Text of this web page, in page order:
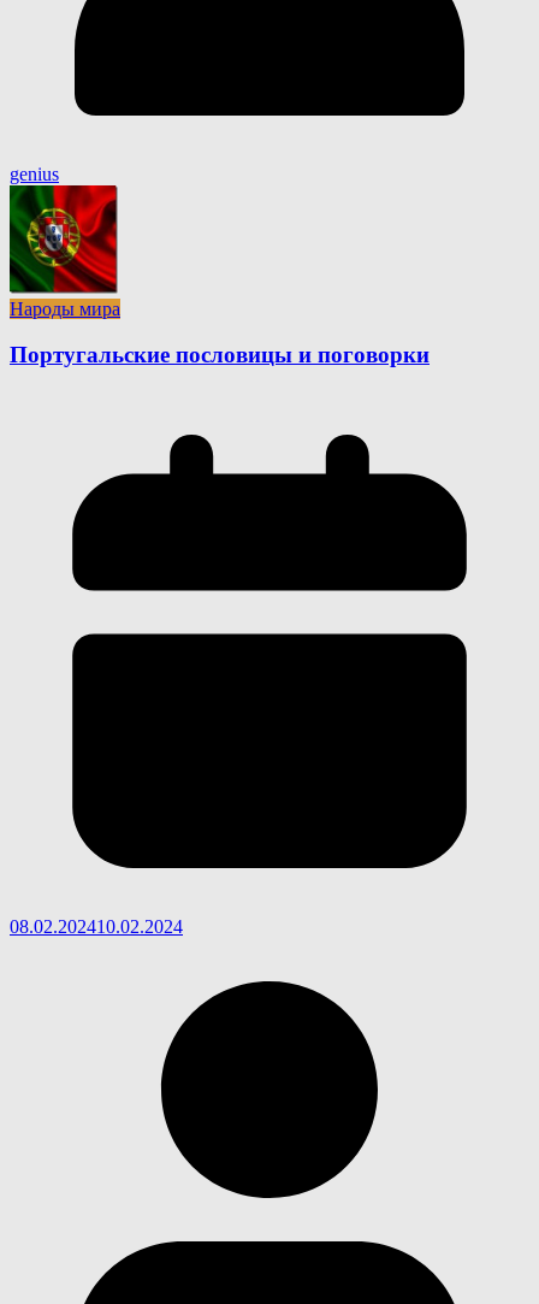
genius
Народы мира
Португальские пословицы и поговорки
08.02.202410.02.2024